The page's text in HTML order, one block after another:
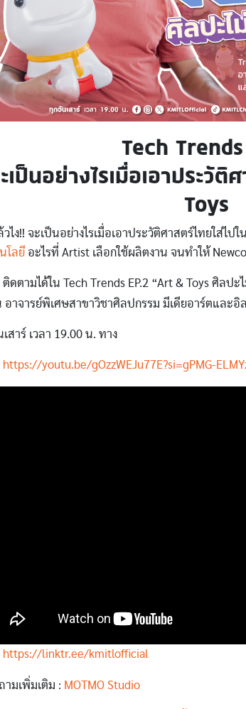
Tech Trends
เป็นอย่างไรเมื่อเอาประวัติ
Toys
ไง!! จะเป็นอย่างไรเมื่อเอาประวัติศาสตร์ไทยใส่ไป
โลยี อะไรที่ Artist เลือกใช้ผลิตงาน จนทำให้
ติดตามได้ใน Tech Trends EP.2 “Art & Toys ศิลป
อาจารย์พิเศษสาขาวิชาศิลปกรรม มีเดียอาร์ตและอิ
สาร์ เวลา 19.00 น. ทาง
https://youtu.be/gOzzWEJu77E?si=gPMG-
https://linktr.ee/kmitlofficial
ามเพิ่มเติม : MOTMO Studio